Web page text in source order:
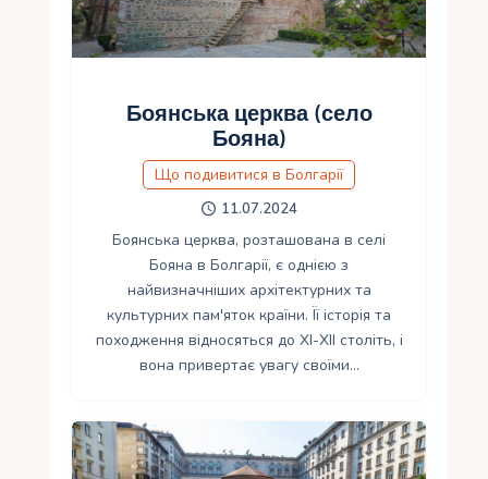
Боянська церква (село
Бояна)
Що подивитися в Болгарії
11.07.2024
Боянська церква, розташована в селі
Бояна в Болгарії, є однією з
найвизначніших архітектурних та
культурних пам'яток країни. Її історія та
походження відносяться до XI-XII століть, і
вона привертає увагу своїми…